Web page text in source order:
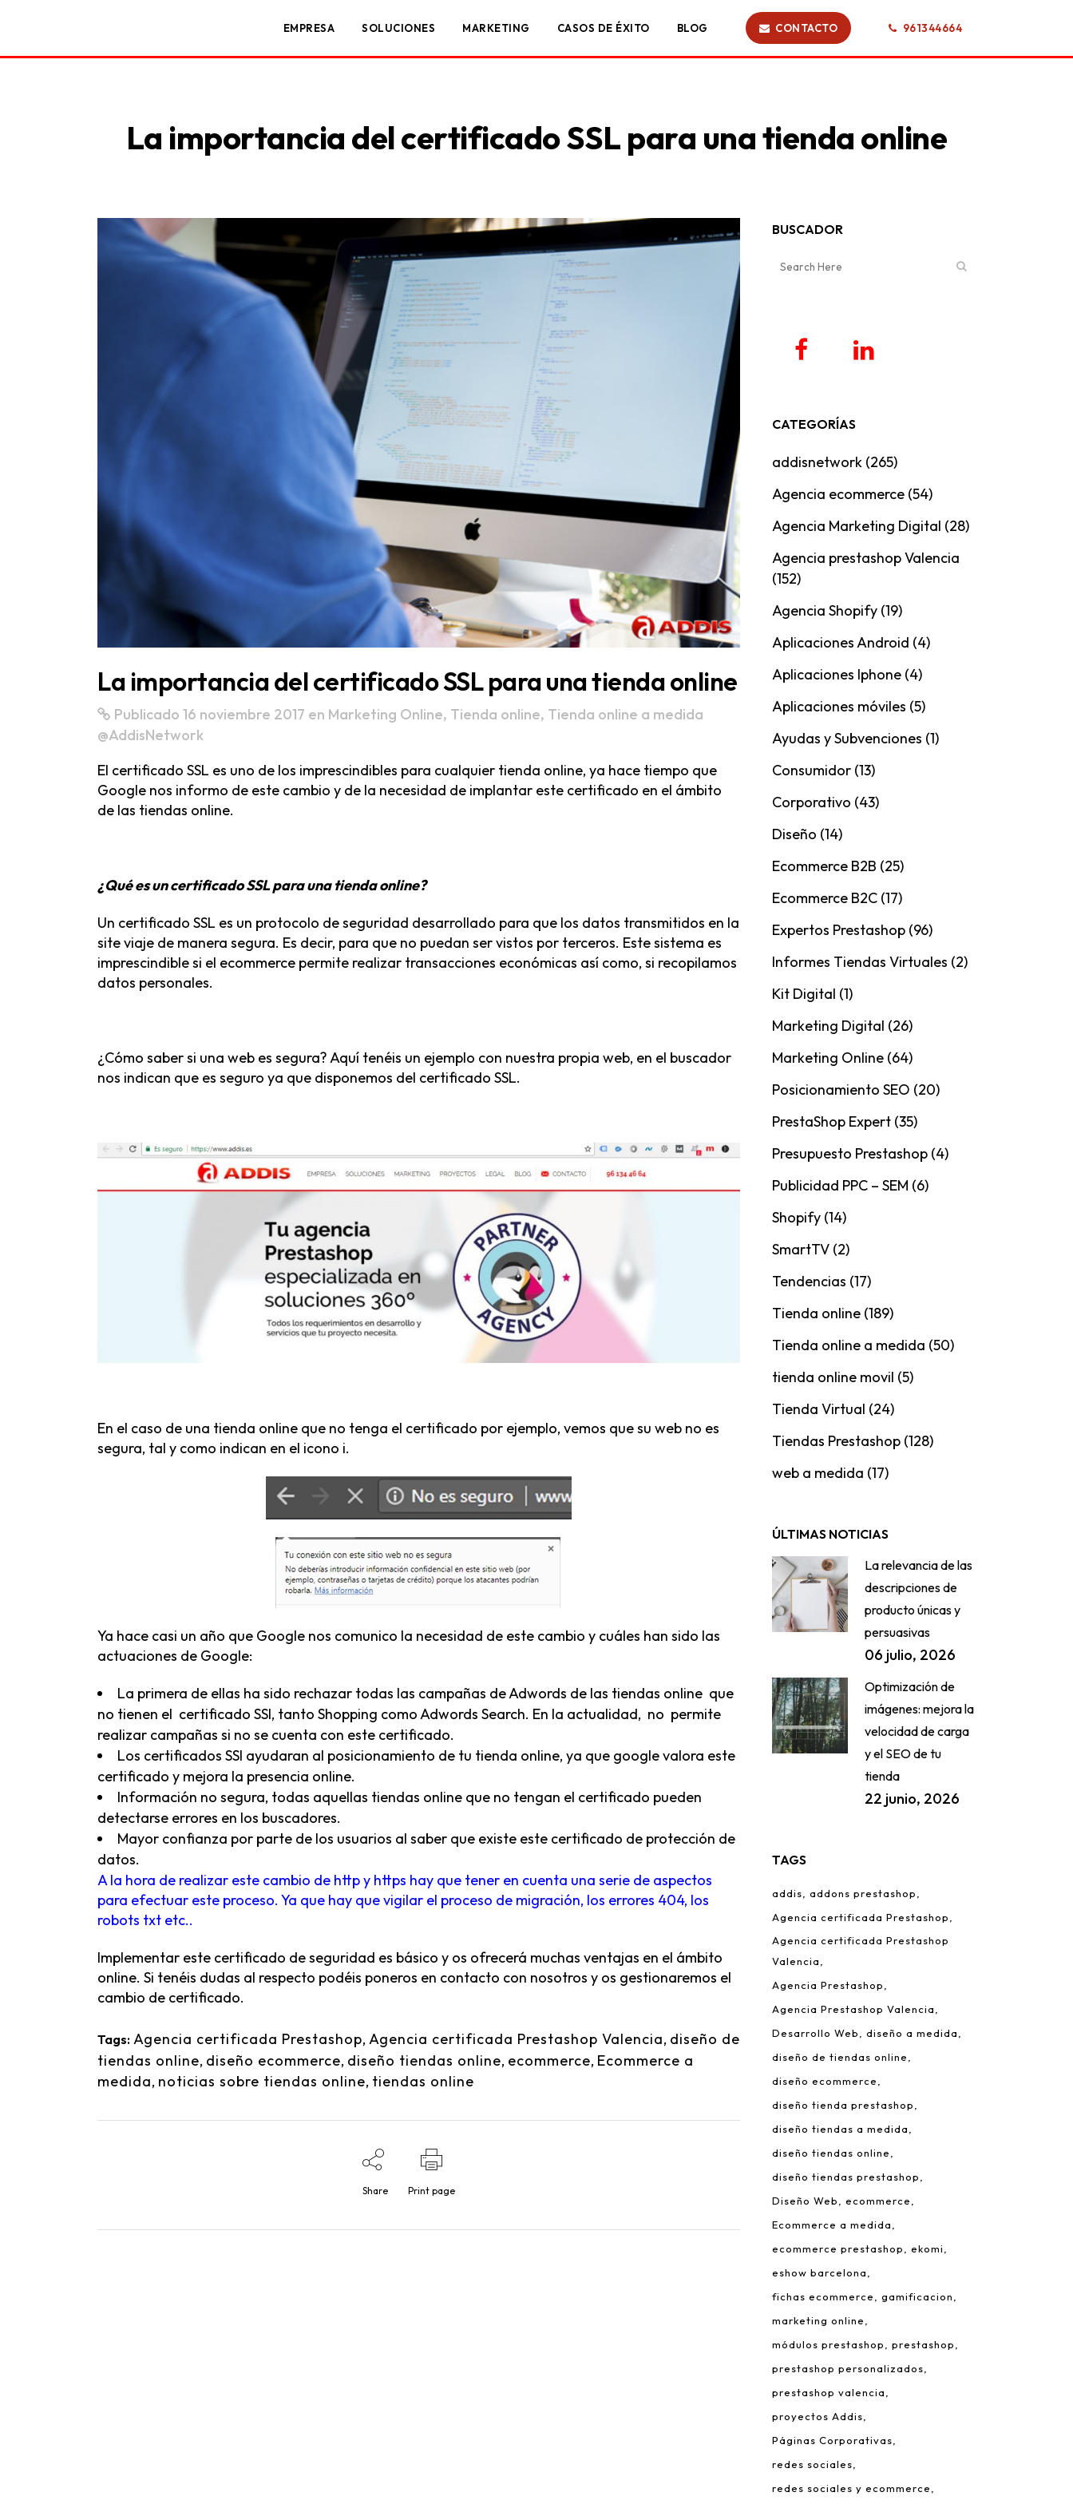
EMPRESA SOLUCIONES MARKETING CASOS DE ÉXITO BLOG CONTACTO 961344664
La importancia del certificado SSL para una tienda online
La importancia del certificado SSL para una tienda online
Publicado 16 noviembre 2017 en Marketing Online, Tienda online, Tienda online a medida
@AddisNetwork
El certificado SSL es uno de los imprescindibles para cualquier tienda online, ya hace tiempo que
Google nos informo de este cambio y de la necesidad de implantar este certificado en el ámbito
de las tiendas online.
¿Qué es un certificado SSL para una tienda online?
Un certificado SSL es un protocolo de seguridad desarrollado para que los datos transmitidos en la
site viaje de manera segura. Es decir, para que no puedan ser vistos por terceros. Este sistema es
imprescindible si el ecommerce permite realizar transacciones económicas así como, si recopilamos
datos personales.
¿Cómo saber si una web es segura? Aquí tenéis un ejemplo con nuestra propia web, en el buscador
nos indican que es seguro ya que disponemos del certificado SSL.
En el caso de una tienda online que no tenga el certificado por ejemplo, vemos que su web no es
segura, tal y como indican en el icono i.
Ya hace casi un año que Google nos comunico la necesidad de este cambio y cuáles han sido las
actuaciones de Google:
La primera de ellas ha sido rechazar todas las campañas de Adwords de las tiendas online que
no tienen el certificado SSl, tanto Shopping como Adwords Search. En la actualidad, no permite
realizar campañas si no se cuenta con este certificado.
Los certificados SSl ayudaran al posicionamiento de tu tienda online, ya que google valora este
certificado y mejora la presencia online.
Información no segura, todas aquellas tiendas online que no tengan el certificado pueden
detectarse errores en los buscadores.
Mayor confianza por parte de los usuarios al saber que existe este certificado de protección de
datos.
A la hora de realizar este cambio de http y https hay que tener en cuenta una serie de aspectos
para efectuar este proceso. Ya que hay que vigilar el proceso de migración, los errores 404, los
robots txt etc..
Implementar este certificado de seguridad es básico y os ofrecerá muchas ventajas en el ámbito
online. Si tenéis dudas al respecto podéis poneros en contacto con nosotros y os gestionaremos el
cambio de certificado.
Tags: Agencia certificada Prestashop, Agencia certificada Prestashop Valencia, diseño de
tiendas online, diseño ecommerce, diseño tiendas online, ecommerce, Ecommerce a
medida, noticias sobre tiendas online, tiendas online
Share Print page
BUSCADOR
CATEGORÍAS
addisnetwork (265)
Agencia ecommerce (54)
Agencia Marketing Digital (28)
Agencia prestashop Valencia
(152)
Agencia Shopify (19)
Aplicaciones Android (4)
Aplicaciones Iphone (4)
Aplicaciones móviles (5)
Ayudas y Subvenciones (1)
Consumidor (13)
Corporativo (43)
Diseño (14)
Ecommerce B2B (25)
Ecommerce B2C (17)
Expertos Prestashop (96)
Informes Tiendas Virtuales (2)
Kit Digital (1)
Marketing Digital (26)
Marketing Online (64)
Posicionamiento SEO (20)
PrestaShop Expert (35)
Presupuesto Prestashop (4)
Publicidad PPC – SEM (6)
Shopify (14)
SmartTV (2)
Tendencias (17)
Tienda online (189)
Tienda online a medida (50)
tienda online movil (5)
Tienda Virtual (24)
Tiendas Prestashop (128)
web a medida (17)
ÚLTIMAS NOTICIAS
La relevancia de las
descripciones de
producto únicas y
persuasivas
06 julio, 2026
Optimización de
imágenes: mejora la
velocidad de carga
y el SEO de tu
tienda
22 junio, 2026
TAGS
addis
addons prestashop
Agencia certificada Prestashop
Agencia certificada Prestashop
Valencia
Agencia Prestashop
Agencia Prestashop Valencia
Desarrollo Web
diseño a medida
diseño de tiendas online
diseño ecommerce
diseño tienda prestashop
diseño tiendas a medida
diseño tiendas online
diseño tiendas prestashop
Diseño Web
ecommerce
Ecommerce a medida
ecommerce prestashop
ekomi
eshow barcelona
fichas ecommerce
gamificacion
marketing online
módulos prestashop
prestashop
prestashop personalizados
prestashop valencia
proyectos Addis
Páginas Corporativas
redes sociales
redes sociales y ecommerce
C/ Leonardo da Vinci, 22.
Parque Tecnológico de Valencia.
46980 Paterna – Valencia
info@addis.es
(+34) 96 134 46 64